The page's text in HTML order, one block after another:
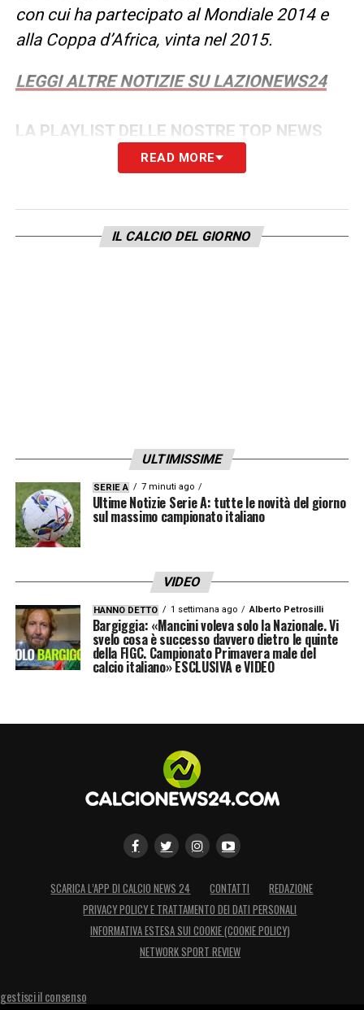
con cui ha partecipato al Mondiale 2014 e
alla Coppa d’Africa, vinta nel 2015.
LEGGI ALTRE NOTIZIE SU LAZIONEWS24
LA PLAYLIST DELLE NOSTRE TOP NEWS
READ MORE
IL CALCIO DEL GIORNO
ULTIMISSIME
SERIE A 7 minuti ago
Ultime Notizie Serie A: tutte le novità del giorno
sul massimo campionato italiano
VIDEO
HANNO DETTO 1 settimana ago Alberto Petrosilli
Bargiggia: «Mancini voleva solo la Nazionale. Vi
svelo cosa è successo davvero dietro le quinte
della FIGC. Campionato Primavera male del
calcio italiano» ESCLUSIVA e VIDEO
SCARICA L’APP DI CALCIO NEWS 24 CONTATTI
REDAZIONE
PRIVACY POLICY E TRATTAMENTO DEI DATI PERSONALI
INFORMATIVA ESTESA SUI COOKIE (COOKIE POLICY)
NETWORK SPORT REVIEW
gestisci il consenso